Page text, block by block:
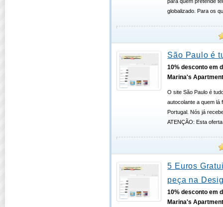
globalizado. Para os
São Paulo é
10% desconto em
Marina's
O site São Paulo é
autocolante a quem lá
Portugal. Nós já
ATENÇÃO: Esta
5 Euros
peça na
10% desconto em
Marina's